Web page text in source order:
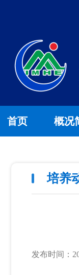
首页 概况
培养
发布时间：